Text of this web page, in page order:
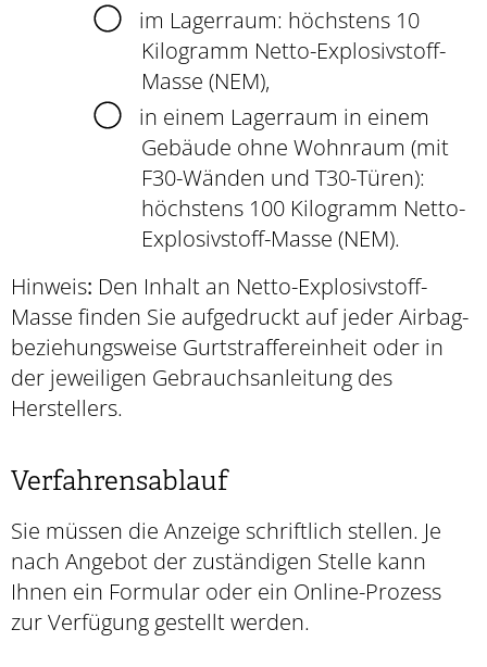
im Lagerraum: höchstens 10
Kilogramm Netto-Explosivstoff-
Masse (NEM),
in einem Lagerraum in einem
Gebäude ohne Wohnraum (mit
F30-Wänden und T30-Türen):
höchstens 100 Kilogramm Netto-
Explosivstoff-Masse (NEM).
Hinweis: Den Inhalt an Netto-Explosivstoff-
Masse finden Sie aufgedruckt auf jeder Airbag-
beziehungsweise Gurtstraffereinheit oder in
der jeweiligen Gebrauchsanleitung des
Herstellers.
Verfahrensablauf
Sie müssen die Anzeige schriftlich stellen. Je
nach Angebot der zuständigen Stelle kann
Ihnen ein Formular oder ein Online-Prozess
zur Verfügung gestellt werden.